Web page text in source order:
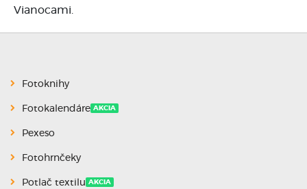
Vianocami.
Fotoknihy
Fotokalendáre AKCIA
Pexeso
Fotohrnčeky
Potlač textilu AKCIA